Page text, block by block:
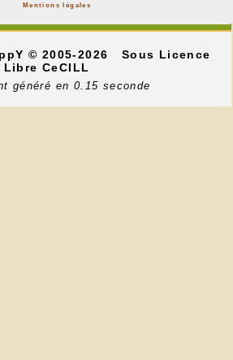
Mentions légales
© 2005-2026
Sous Licence
Libre CeCILL
généré en 0.15 seconde